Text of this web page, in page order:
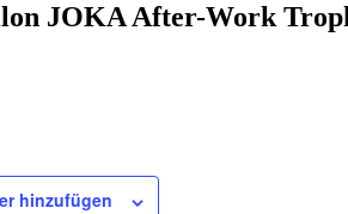
JOKA After-Work
hinzufügen